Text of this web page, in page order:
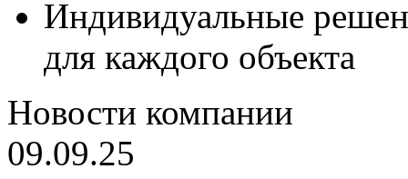
Индивидуальные
для каждого объекта
Новости компании
09.09.25